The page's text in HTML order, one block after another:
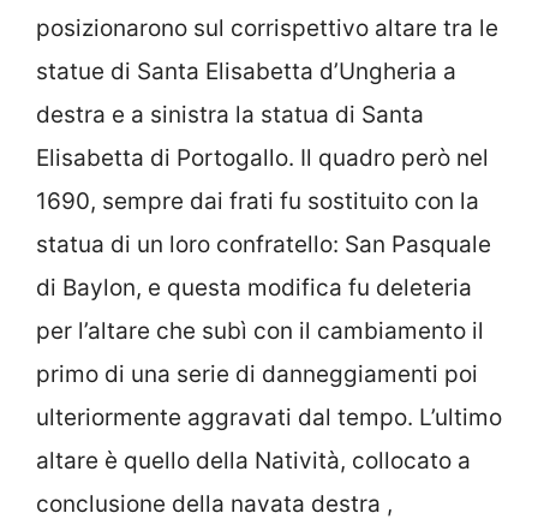
posizionarono sul corrispettivo altare tra le
statue di Santa Elisabetta d’Ungheria a
destra e a sinistra la statua di Santa
Elisabetta di Portogallo. Il quadro però nel
1690, sempre dai frati fu sostituito con la
statua di un loro confratello: San Pasquale
di Baylon, e questa modifica fu deleteria
per l’altare che subì con il cambiamento il
primo di una serie di danneggiamenti poi
ulteriormente aggravati dal tempo. L’ultimo
altare è quello della Natività, collocato a
conclusione della navata destra ,